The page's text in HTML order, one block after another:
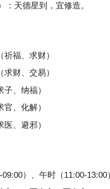
：天德星到，宜修造。
祈福、求财）
求财、交易）
子、纳福）
官、化解）
医、避邪）
）、午时（11:00-